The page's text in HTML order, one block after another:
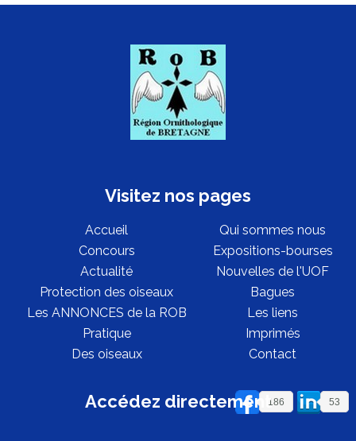
186 53
Visitez nos pages
Accueil
Qui sommes nous
Concours
Expositions-bourses
Actualité
Nouvelles de l'UOF
Protection des oiseaux
Bagues
Les ANNONCES de la ROB
Les liens
Pratique
Imprimés
Des oiseaux
Contact
Accédez directement